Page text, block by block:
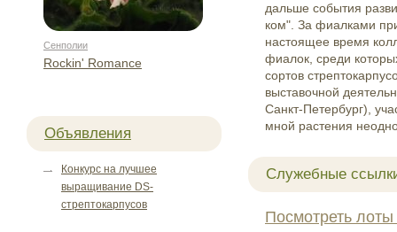
дальше события
ком". За фиалками
настоящее время
фиалок, среди
сортов
выставочной
Санкт-Петербург),
мной растения
Служебные
Посмотреть
Сенполии
Rockin' Romance
Объявления
Конкурс на лучшее
выращивание DS-
стрептокарпусов